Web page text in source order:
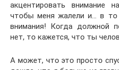
акцентировать внимание
чтобы меня жалели и… в
внимания! Когда должной
нет, то кажется, что ты
А может, что это просто